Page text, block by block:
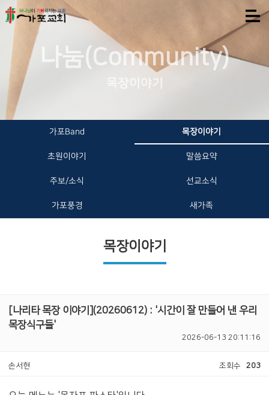
나눔(Community)
목장이야기
가포Band 목장이야기
초원이야기 말씀요약
주보/소식 선교소식
가포풍경 새가족
목장이야기
[나리타 목장 이야기](20260612) : '시간이 잘 만들어 낸 우리
목장식구들'
2026-06-13 20:11:16
손서현 조회수 203